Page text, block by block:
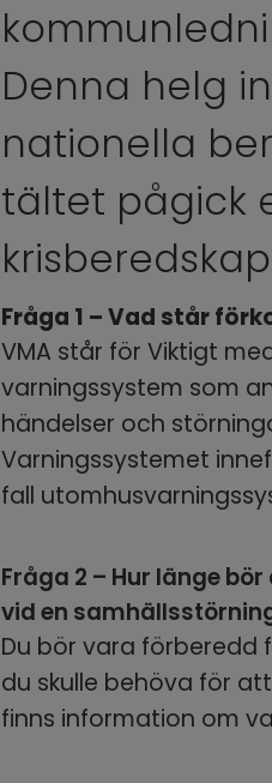
Denna helg
nationella
tältet pågick
Fråga 1 – Vad står
VMA står för Viktigt
varningssystem som
händelser och
Varningssystemet
fall
Fråga 2 – Hur länge
vid en
Du bör vara förberedd
du skulle behöva för
finns information om